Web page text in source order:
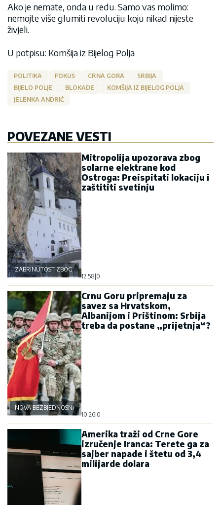
Ako je nemate, onda u redu. Samo vas molimo:
nemojte više glumiti revoluciju koju nikad nijeste
živjeli.
U potpisu: Komšija iz Bijelog Polja
POLITIKA FOKUS CRNA GORA
SRBIJA
BIJELO POLJE
BLOKADE
KOMŠIJA IZ BIJELOG POLJA
JELENKA ANDRIĆ
POVEZANE VESTI
ZABRINUTOST ZBOG OSTROGA
Mitropolija upozorava zbog
solarne elektrane kod
Ostroga: Preispitati lokaciju i
zaštititi svetinju
12:58 0
NOVA BEZBJEDNOSNA OSOVINA
Crnu Goru pripremaju za
savez sa Hrvatskom,
Albanijom i Prištinom: Srbija
treba da postane „prijetnja“?
10:26 0
Amerika traži od Crne Gore
izručenje Iranca: Terete ga za
sajber napade i štetu od 3,4
milijarde dolara